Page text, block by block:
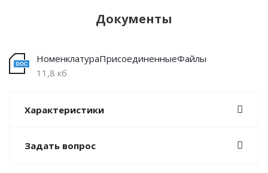
Документы
НоменклатураПрисоединенныеФайлы
11,8 кб
Характеристики
Задать вопрос